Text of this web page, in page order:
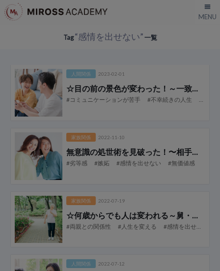
Tag“感情を出せない”一覧
人間関係 2023-02-01
☆目の前の景色が変わった！ ～一致させることの奇跡～
#コミュニケーションが苦手 #不幸続きの人生
家族関係 2022-11-10
無意識の処世術を見破った！ 〜相手に価値を付けること〜
#劣等感 #嫉妬 #感情を出せない #無価値感
家族関係 2022-07-19
☆何歳からでも人は変われる ～舅・姑・夫への抵抗感が消えた～
#両親との関係性 #人生を変える #感情を出せない
人間関係 2022-07-12